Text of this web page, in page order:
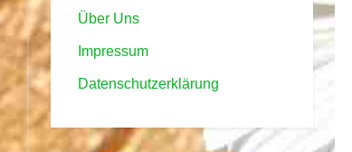
Über Uns
Impressum
Datenschutzerklärung